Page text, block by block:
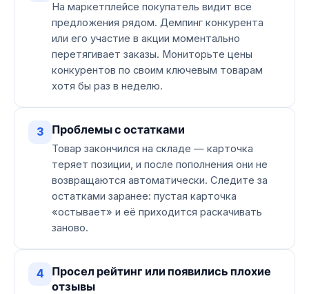
На маркетплейсе покупатель видит все
предложения рядом. Демпинг конкурента
или его участие в акции моментально
перетягивает заказы. Мониторьте цены
конкурентов по своим ключевым товарам
хотя бы раз в неделю.
3 Проблемы с остатками
Товар закончился на складе — карточка
теряет позиции, и после пополнения они не
возвращаются автоматически. Следите за
остатками заранее: пустая карточка
«остывает» и её приходится раскачивать
заново.
4
Просел рейтинг или появились плохие
отзывы